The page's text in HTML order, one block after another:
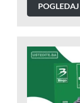
POGLEDAJ